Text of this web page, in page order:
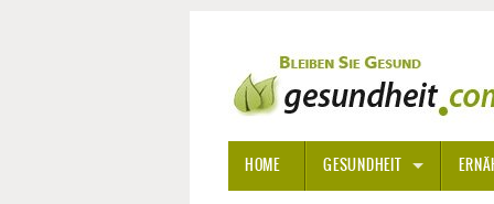
HOME GESUNDHEIT